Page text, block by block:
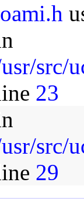
src/
23
src/
29